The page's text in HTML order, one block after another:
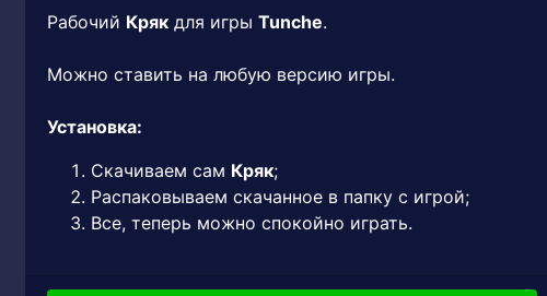
Рабочий Кряк для игры Tunche.
Можно ставить на любую версию игры.
Установка:
Скачиваем сам Кряк;
Распаковываем скачанное в папку с игрой;
Все, теперь можно спокойно играть.